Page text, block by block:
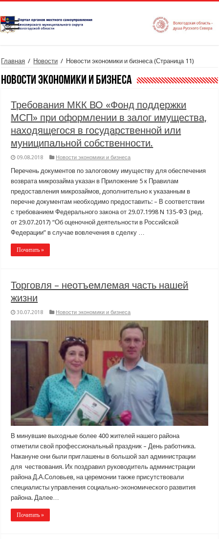
Главная / Новости / Новости экономики и бизнеса(Страница 11)
Новости экономики и бизнеса
Требования МКК ВО «Фонд поддержки
МСП» при оформлении в залог имущества,
находящегося в государственной или
муниципальной собственности.
09.08.2018 Новости экономики и бизнеса
Перечень документов по залоговому имуществу для обеспечения
возврата микрозайма указан в Приложение 5 к Правилам
предоставления микрозаймов, дополнительно к указанным в
перечне документам необходимо предоставить: – В соответствии
с требованием Федерального закона от 29.07.1998 N 135-ФЗ (ред.
от 29.07.2017) “Об оценочной деятельности в Российской
Федерации” в случае вовлечения в сделку …
Почитать »
Торговля – неотъемлемая часть нашей
жизни
30.07.2018 Новости экономики и бизнеса
В минувшие выходные более 400 жителей нашего района
отметили свой профессиональный праздник – День работника.
Накануне они были приглашены в большой зал администрации
для чествования. Их поздравил руководитель администрации
района Д.А.Соловьев, на церемонии также присутствовали
специалисты управления социально-экономического развития
района. Далее…
Почитать »